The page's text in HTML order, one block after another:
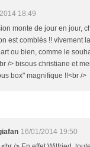
18:49
monte de jour en jour,
est comblés !! vivement
ou bien, comme le
/> bisous christiane et
box" magnifique !!<br />
16/01/2014 19:50